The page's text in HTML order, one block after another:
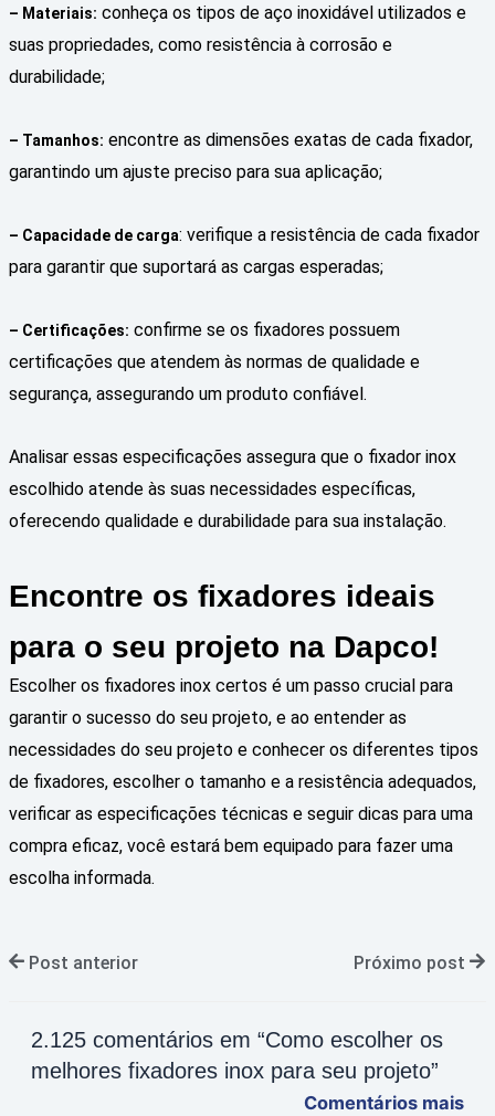
– Materiais: conheça os tipos de aço inoxidável utilizados e
suas propriedades, como resistência à corrosão e
durabilidade;
– Tamanhos: encontre as dimensões exatas de cada fixador,
garantindo um ajuste preciso para sua aplicação;
– Capacidade de carga: verifique a resistência de cada fixador
para garantir que suportará as cargas esperadas;
– Certificações: confirme se os fixadores possuem
certificações que atendem às normas de qualidade e
segurança, assegurando um produto confiável.
Analisar essas especificações assegura que o fixador inox
escolhido atende às suas necessidades específicas,
oferecendo qualidade e durabilidade para sua instalação.
Encontre os fixadores ideais
para o seu projeto na Dapco!
Escolher os fixadores inox certos é um passo crucial para
garantir o sucesso do seu projeto, e ao entender as
necessidades do seu projeto e conhecer os diferentes tipos
de fixadores, escolher o tamanho e a resistência adequados,
verificar as especificações técnicas e seguir dicas para uma
compra eficaz, você estará bem equipado para fazer uma
escolha informada.
Post anterior Próximo post
2.125 comentários em “Como escolher os
melhores fixadores inox para seu projeto”
Comentários mais